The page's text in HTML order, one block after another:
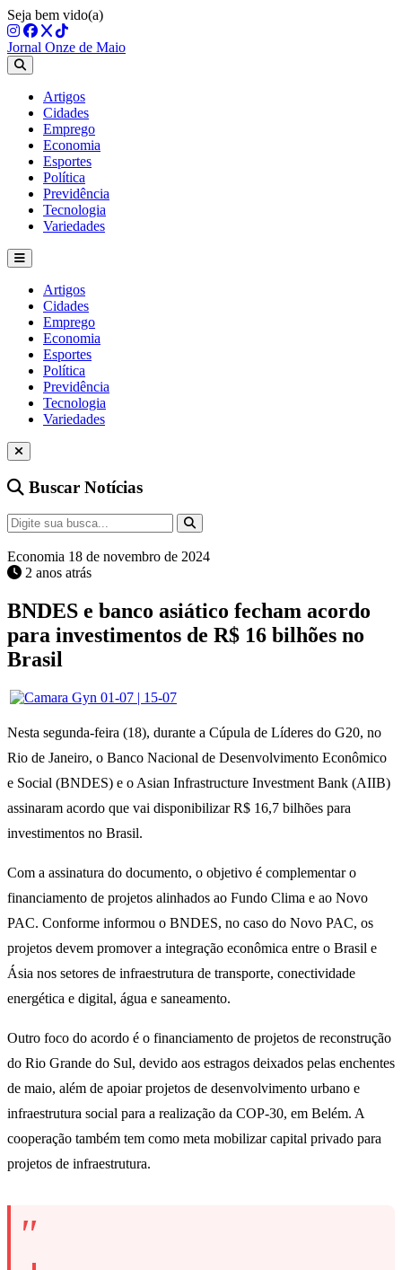
Seja bem vido(a)
Jornal Onze de Maio
Artigos
Cidades
Emprego
Economia
Esportes
Política
Previdência
Tecnologia
Variedades
Artigos
Cidades
Emprego
Economia
Esportes
Política
Previdência
Tecnologia
Variedades
Buscar Notícias
Economia 18 de novembro de 2024
2 anos atrás
BNDES e banco asiático fecham acordo
para investimentos de R$ 16 bilhões no
Brasil
Nesta segunda-feira (18), durante a Cúpula de Líderes do G20, no
Rio de Janeiro, o Banco Nacional de Desenvolvimento Econômico
e Social (BNDES) e o Asian Infrastructure Investment Bank (AIIB)
assinaram acordo que vai disponibilizar R$ 16,7 bilhões para
investimentos no Brasil.
Com a assinatura do documento, o objetivo é complementar o
financiamento de projetos alinhados ao Fundo Clima e ao Novo
PAC. Conforme informou o BNDES, no caso do Novo PAC, os
projetos devem promover a integração econômica entre o Brasil e
Ásia nos setores de infraestrutura de transporte, conectividade
energética e digital, água e saneamento.
Outro foco do acordo é o financiamento de projetos de reconstrução
do Rio Grande do Sul, devido aos estragos deixados pelas enchentes
de maio, além de apoiar projetos de desenvolvimento urbano e
infraestrutura social para a realização da COP-30, em Belém. A
cooperação também tem como meta mobilizar capital privado para
projetos de infraestrutura.